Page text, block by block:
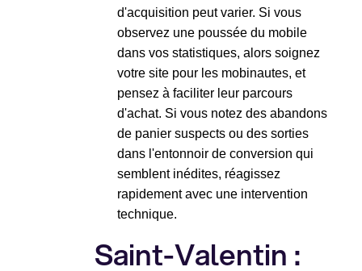
d'acquisition peut varier. Si vous
observez une poussée du mobile
dans vos statistiques, alors soignez
votre site pour les mobinautes, et
pensez à faciliter leur parcours
d'achat. Si vous notez des abandons
de panier suspects ou des sorties
dans l'entonnoir de conversion qui
semblent inédites, réagissez
rapidement avec une intervention
technique.
Saint-Valentin :